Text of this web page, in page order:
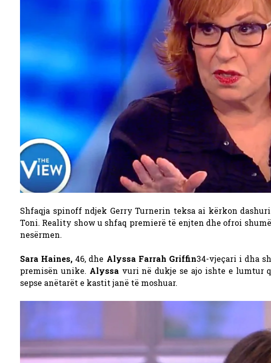
Shfaqja spinoff ndjek Gerry Turnerin teksa ai kërkon
Toni. Reality show u shfaq premierë të enjten dhe ofroi
nesërmen.
Sara Haines, 46, dhe Alyssa Farrah Griffin34-vjeçari i dha
premisën unike. Alyssa vuri në dukje se ajo ishte e lumtur
sepse anëtarët e kastit janë të moshuar.